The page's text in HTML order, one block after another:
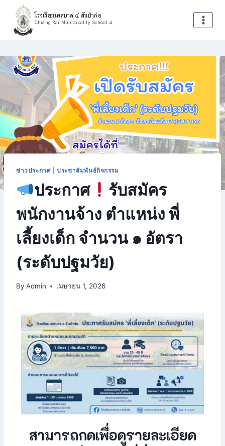
โรงเรียนเทศบาล ๔ สันป่าก่อ
Chiang Rai Municipality School 4
ข่าวประกาศ |ประชาสัมพันธ์กิจกรรม
ประกาศ
รับสมัคร
พนักงานจ้าง ตำแหน่ง พี่
เลี้ยงเด็ก จำนวน ๑ อัตรา
(ระดับปฐมวัย)
By Admin เมษายน 1, 2026
สามารถกดเพื่อดูรายละเอียด